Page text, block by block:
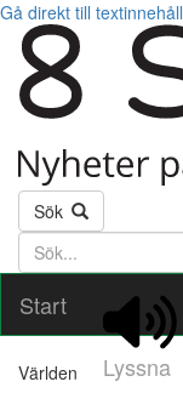
Gå direkt till textinnehåll
Sök
Söktext
Start
Lyssna
Världen